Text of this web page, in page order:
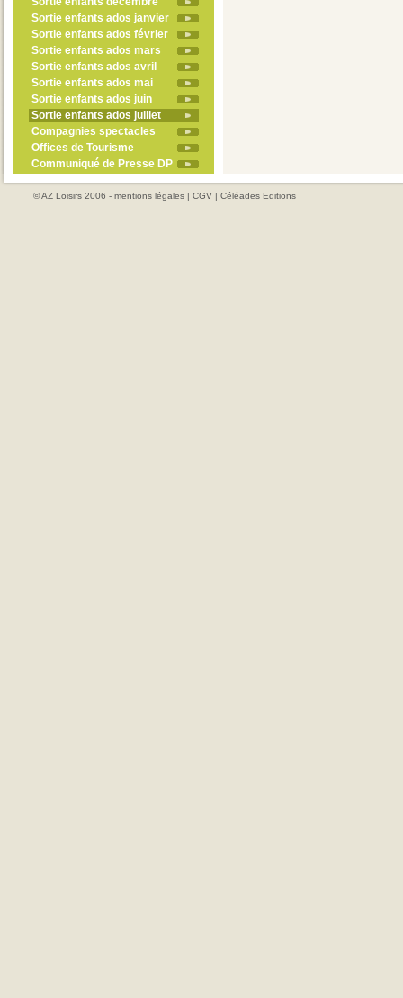
Sortie enfants ados janvier
Sortie enfants ados février
Sortie enfants ados mars
Sortie enfants ados avril
Sortie enfants ados mai
Sortie enfants ados juin
Sortie enfants ados juillet
Compagnies spectacles
Offices de Tourisme
Communiqué de Presse DP
© AZ Loisirs 2006 - mentions légales | CGV | Céléades Editions